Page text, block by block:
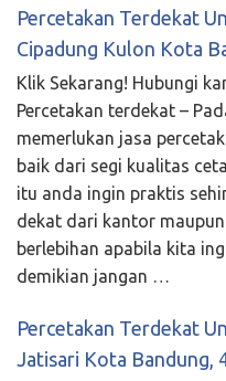
Percetakan Terdekat
Cipadung Kulon Kota
Klik Sekarang! Hubungi
Percetakan terdekat –
memerlukan jasa
baik dari segi kualitas
itu anda ingin praktis
dekat dari kantor
berlebihan apabila kita
demikian jangan …
Percetakan Terdekat
Jatisari Kota Bandung,